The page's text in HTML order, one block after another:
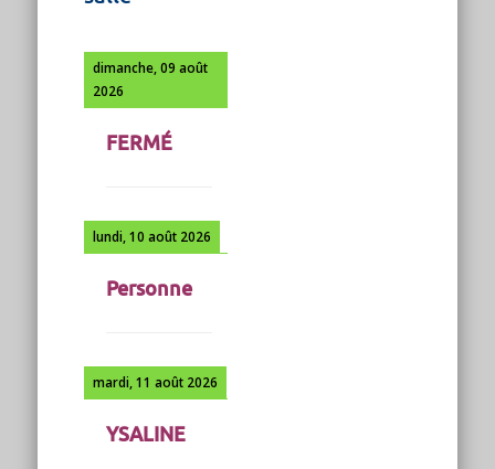
dimanche, 09 août
2026
FERMÉ
lundi, 10 août 2026
Personne
mardi, 11 août 2026
YSALINE